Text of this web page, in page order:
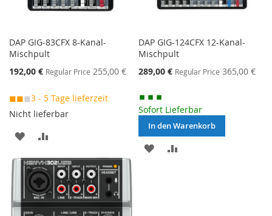
DAP GIG-83CFX 8-Kanal-
Mischpult
Special
192,00 € Regular Price 255,00 €
◼◼◼3 - 5 Tage lieferzeit
Nicht lieferbar
MERKEN
VERGLEICHSLISTE
HINZUFÜGEN
DAP GIG-124CFX 12-Kanal-
Mischpult
Special
289,00 € Regular Price 365,00 €
Sofort Lieferbar
In den Warenkorb
MERKEN